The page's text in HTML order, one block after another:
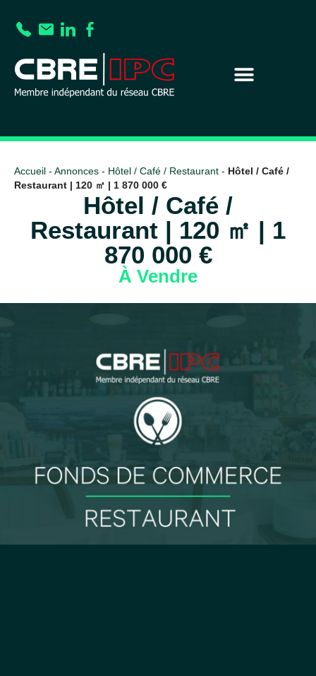
Accueil - Annonces - Hôtel / Café / Restaurant - Hôtel / Café /
Restaurant | 120 ㎡ | 1 870 000 €
Hôtel / Café /
Restaurant | 120 ㎡ | 1
870 000 €
À Vendre